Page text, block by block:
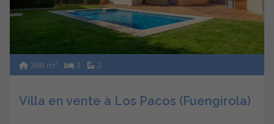
368 m2 3 3
Villa en vente à Los Pacos (Fuengirola)